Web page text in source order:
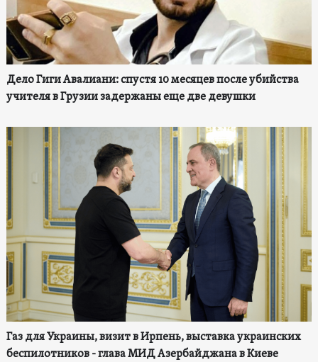
Дело Гиги Авалиани: спустя 10 месяцев после убийства
учителя в Грузии задержаны еще две девушки
Газ для Украины, визит в Ирпень, выставка украинских
беспилотников - глава МИД Азербайджана в Киеве